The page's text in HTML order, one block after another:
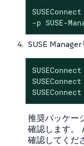
SUSEConnect
-p SUSE-
SUSE
推奨パッケー
確認します。
確認してくだ